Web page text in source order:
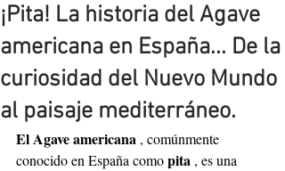
¡Pita! La historia del Agave
americana en España... De la
curiosidad del Nuevo Mundo
al paisaje mediterráneo.
El Agave americana , comúnmente
conocido en España comopita , es una